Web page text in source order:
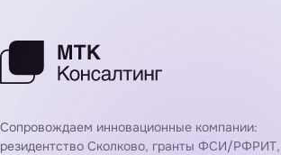
Сопровождаем инновационные компании:
резидентство Сколково, гранты ФСИ/РФРИТ,